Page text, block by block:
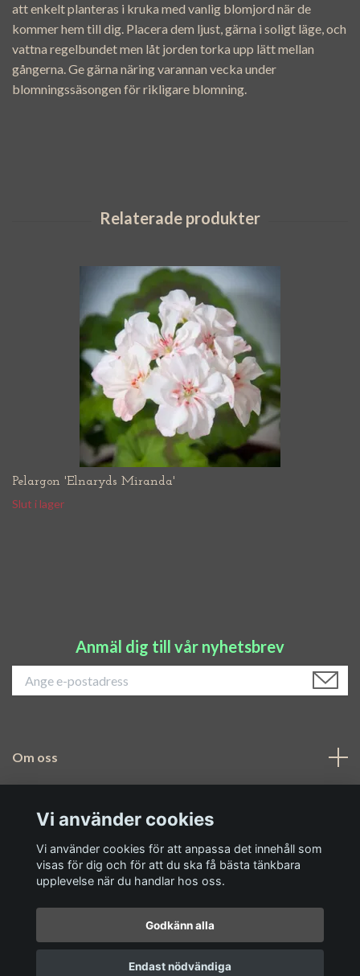
att enkelt planteras i kruka med vanlig blomjord när de
kommer hem till dig. Placera dem ljust, gärna i soligt läge, och
vattna regelbundet men låt jorden torka upp lätt mellan
gångerna. Ge gärna näring varannan vecka under
blomningssäsongen för rikligare blomning.
Pelargon 'Elnaryds Miranda'
Slut i lager
Anmäl dig till vår nyhetsbrev
Om oss
Sociala medier
© 2026 Airis Garden
Vi använder cookies
Vi använder cookies för att anpassa det innehåll som
visas för dig och för att du ska få bästa tänkbara
upplevelse när du handlar hos oss.
Godkänn alla
Endast nödvändiga